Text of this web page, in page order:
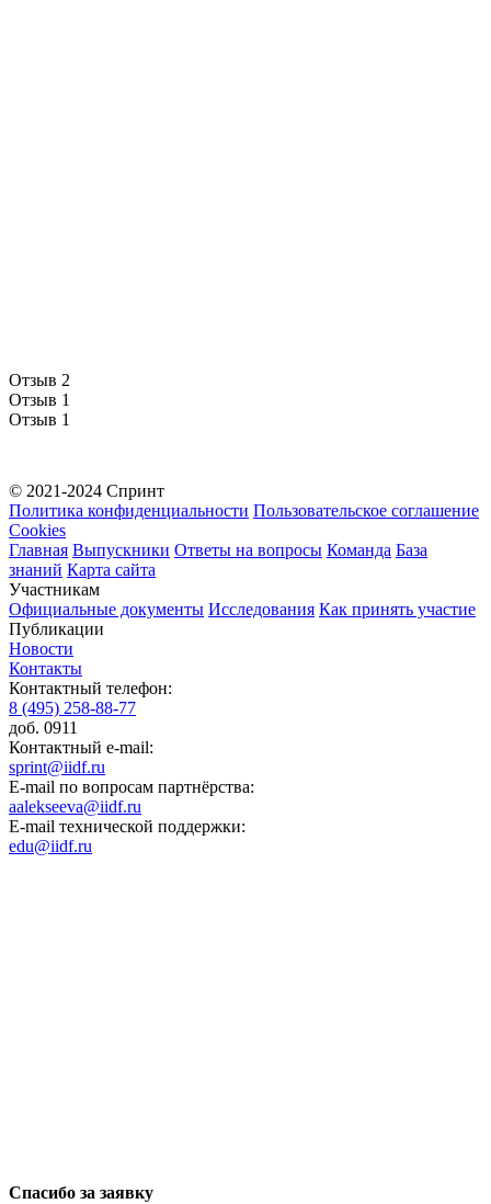
Отзыв 2
Отзыв 1
Отзыв 1
© 2021-2024 Спринт
Политика конфиденциальности Пользовательское соглашение
Cookies
Главная Выпускники Ответы на вопросы Команда База
знаний Карта сайта
Участникам
Официальные документы Исследования Как принять участие
Публикации
Новости
Контакты
Контактный телефон:
8 (495) 258-88-77
доб. 0911
Контактный e-mail:
sprint@iidf.ru
E-mail по вопросам партнёрства:
aalekseeva@iidf.ru
E-mail технической поддержки:
edu@iidf.ru
Спасибо за заявку